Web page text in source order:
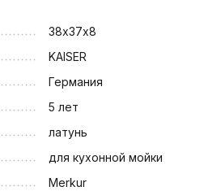
38х37х8
KAISER
Германия
5 лет
латунь
для кухонной мойки
Merkur